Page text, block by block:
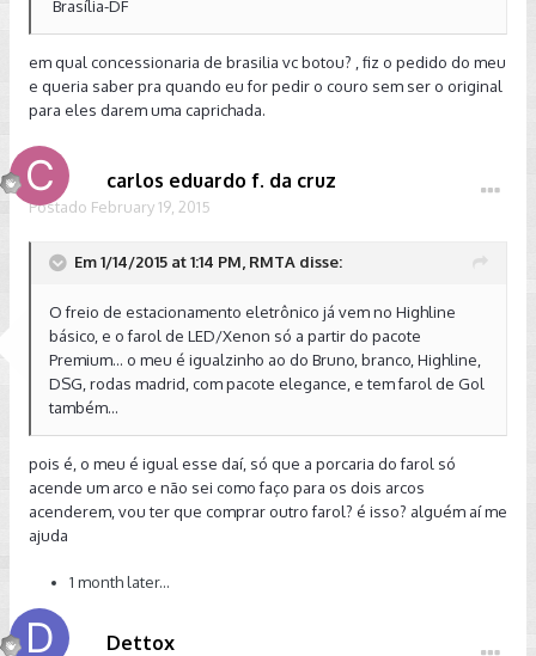
Brasília-DF
em qual concessionaria de brasilia vc botou? , fiz o pedido do meu
e queria saber pra quando eu for pedir o couro sem ser o original
para eles darem uma caprichada.
carlos eduardo f. da cruz
Postado February 19, 2015
Em 1/14/2015 at 1:14 PM, RMTA disse:
O freio de estacionamento eletrônico já vem no Highline
básico, e o farol de LED/Xenon só a partir do pacote
Premium... o meu é igualzinho ao do Bruno, branco, Highline,
DSG, rodas madrid, com pacote elegance, e tem farol de Gol
também...
pois é, o meu é igual esse daí, só que a porcaria do farol só
acende um arco e não sei como faço para os dois arcos
acenderem, vou ter que comprar outro farol? é isso? alguém aí me
ajuda
1 month later...
Dettox